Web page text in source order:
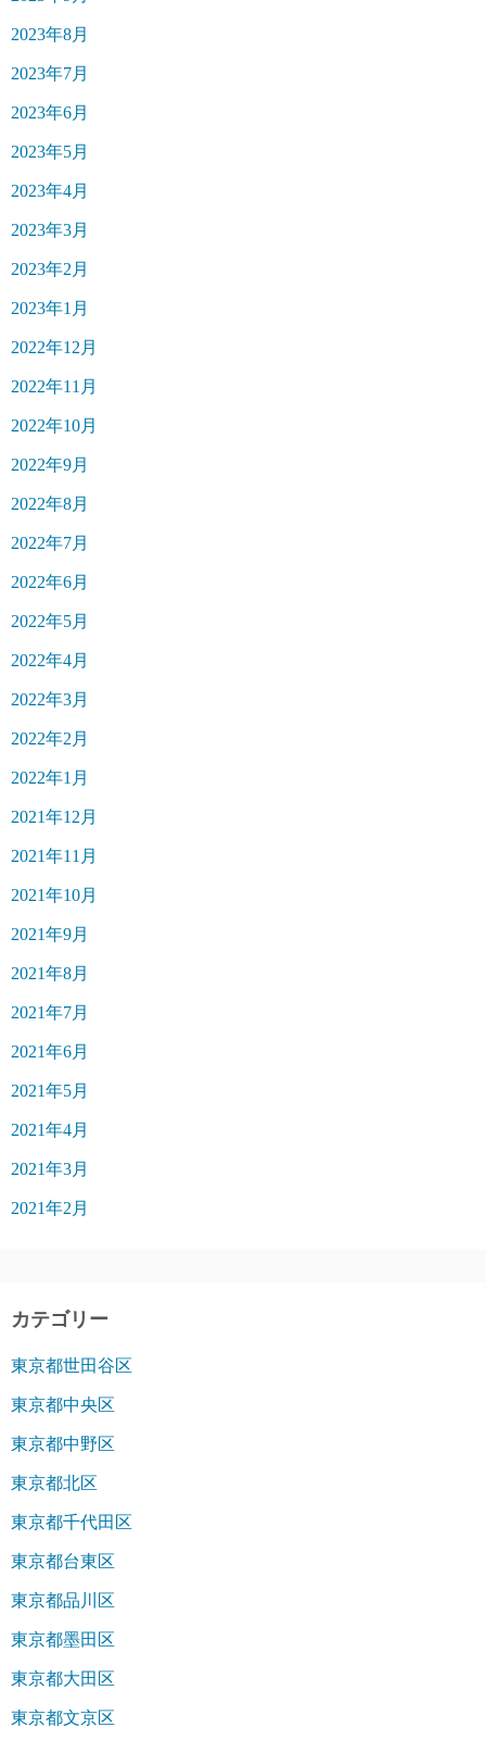
2023年8月
2023年7月
2023年6月
2023年5月
2023年4月
2023年3月
2023年2月
2023年1月
2022年12月
2022年11月
2022年10月
2022年9月
2022年8月
2022年7月
2022年6月
2022年5月
2022年4月
2022年3月
2022年2月
2022年1月
2021年12月
2021年11月
2021年10月
2021年9月
2021年8月
2021年7月
2021年6月
2021年5月
2021年4月
2021年3月
2021年2月
カテゴリー
東京都世田谷区
東京都中央区
東京都中野区
東京都北区
東京都千代田区
東京都台東区
東京都品川区
東京都墨田区
東京都大田区
東京都文京区